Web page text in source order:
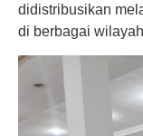
didistribusikan
di berbagai